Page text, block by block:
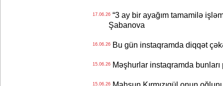
17.06.26“3 ay bir ayağım tamamilə
Şabanova
16.06.26Bu gün instaqramda diqqət
15.06.26Məşhurlar instaqramda bunları
15.06.26